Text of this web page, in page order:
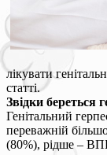
лікувати
статті.
Звідки береться
Генітальний
переважній
(80%), рідше –